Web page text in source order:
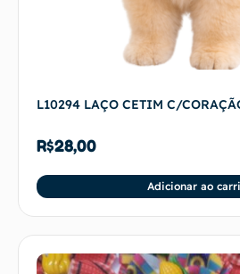
L10294 LAÇO CETIM C/
R$28,00
Adicionar ao